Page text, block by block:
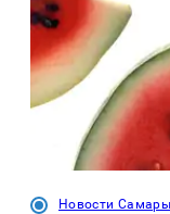
Новости Самары